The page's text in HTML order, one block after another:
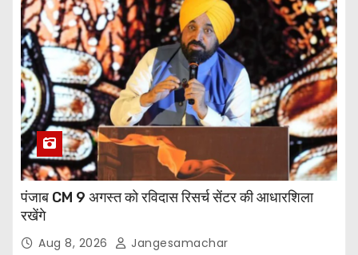
पंजाब CM 9 अगस्त को रविदास रिसर्च सेंटर की आधारशिला
रखेंगे
Aug 8, 2026 Jangesamachar